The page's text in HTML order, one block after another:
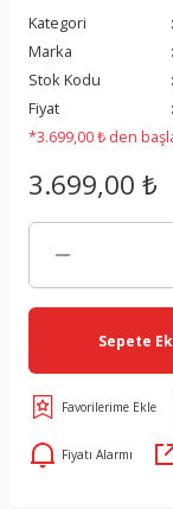
Kategori
Marka
Stok Kodu
Fiyat
*3.699,00 ₺ den
3.699,00 ₺
Sepete
Fiyatı Alarmı